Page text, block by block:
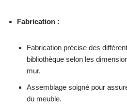
Fabrication :
Fabrication précise des
bibliothèque selon les
mur.
Assemblage soigné pour
du meuble.